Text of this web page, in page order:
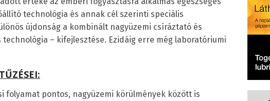
technológia és annak cél szerinti speciális
újdonság a kombinált nagyüzemi csíráztató és
technológia – kifejlesztése. Ezidáig erre még laboratóriumi
folyamat pontos, nagyüzemi körülmények között is